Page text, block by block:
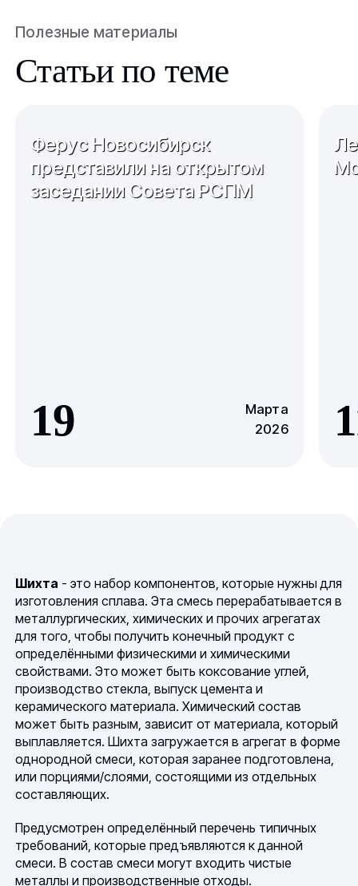
Полезные материалы
Статьи по теме
Ферус Новосибирск
представили на открытом
заседании Совета РСПМ
19
Марта
2026
Шихта - это набор компонентов, которые нужны для
изготовления сплава. Эта смесь перерабатывается в
металлургических, химических и прочих агрегатах
для того, чтобы получить конечный продукт с
определёнными физическими и химическими
свойствами. Это может быть коксование углей,
производство стекла, выпуск цемента и
керамического материала. Химический состав
может быть разным, зависит от материала, который
выплавляется. Шихта загружается в агрегат в форме
однородной смеси, которая заранее подготовлена,
или порциями/слоями, состоящими из отдельных
составляющих.
Предусмотрен определённый перечень типичных
требований, которые предъявляются к данной
смеси. В состав смеси могут входить чистые
металлы и производственные отходы.